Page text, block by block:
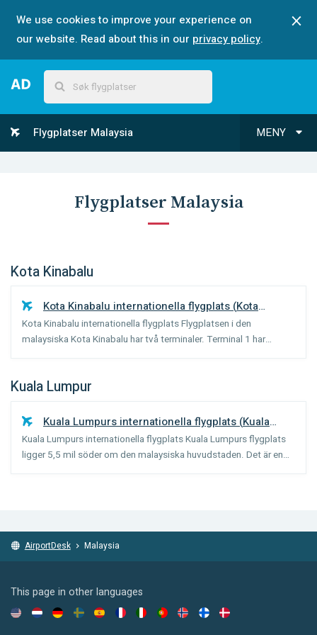
We use cookies to improve your experience on
our website. Read about this in our privacy policy.
MENY
Flygplatser Malaysia
Flygplatser Malaysia
Kota Kinabalu
Kota Kinabalu internationella flygplats (Kota
Kinabalu)
Kota Kinabalu internationella flygplats Flygplatsen i den
malaysiska Kota Kinabalu har två terminaler. Terminal 1 har
...
Kuala Lumpur
Kuala Lumpurs internationella flygplats (Kuala
Lumpur)
Kuala Lumpurs internationella flygplats Kuala Lumpurs flygplats
ligger 5,5 mil söder om den malaysiska huvudstaden. Det är en
AirportDesk Malaysia
This page in other languages